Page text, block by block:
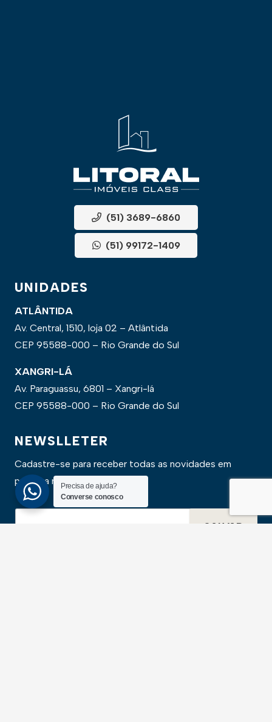
(51) 3689-6860
(51) 99172-1409
UNIDADES
ATLÂNTIDA
Av. Central, 1510, loja 02 – Atlântida
CEP 95588-000 – Rio Grande do Sul
XANGRI-LÁ
Av. Paraguassu, 6801 – Xangri-lá
CEP 95588-000 – Rio Grande do Sul
NEWSLLETER
Cadastre-se para receber todas as novidades em
primeira mão
SALVAR
Precisa de ajuda?
Converse conosco